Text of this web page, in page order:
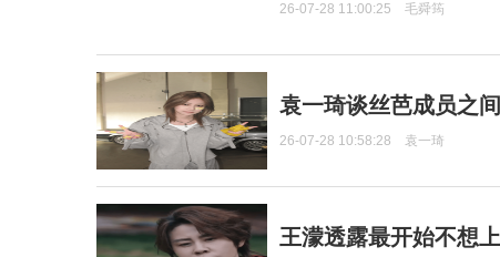
26-07-28 11:00:25 毛舜筠
袁一琦谈丝芭成员之
26-07-28 10:58:28 袁一琦
王濛透露最开始不想